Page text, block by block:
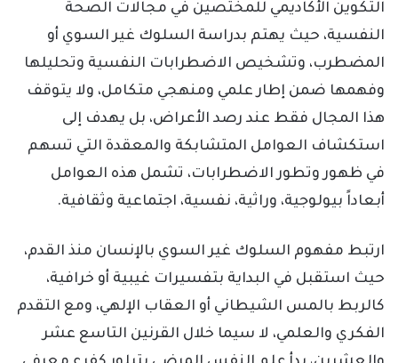
التكوين الأكاديمي للمختصين في مجالات الصحة
النفسية، حيث يهتم بدراسة السلوك غير السوي أو
المضطرب، وتشخيص الاضطرابات النفسية وتحليلها
وفهمها ضمن إطار علمي ومنهجي متكامل، ولا يتوقف
هذا المجال فقط عند رصد الأعراض، بل يهدف إلى
استكشاف العوامل المتشابكة والمعقدة التي تسهم
في ظهور وتطور الاضطرابات، تشمل هذه العوامل
أبعاداً بيولوجية، وراثية، نفسية، اجتماعية وثقافية.
ارتبط مفهوم السلوك غير السوي بالإنسان منذ القدم،
حيث استقبل في البداية بتفسيرات غيبية أو خرافية،
كالربط بالمس الشيطاني أو العقاب الإلهي، ومع التقدم
الفكري والعلمي، لا سيما خلال القرنين التاسع عشر